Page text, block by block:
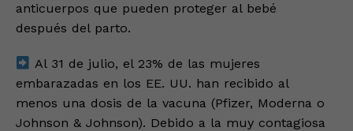
anticuerpos que pueden proteger al bebé
después del parto.
Al 31 de julio, el 23% de las mujeres
embarazadas en los EE. UU. han recibido al
menos una dosis de la vacuna (Pfizer, Moderna o
Johnson & Johnson). Debido a la muy contagiosa